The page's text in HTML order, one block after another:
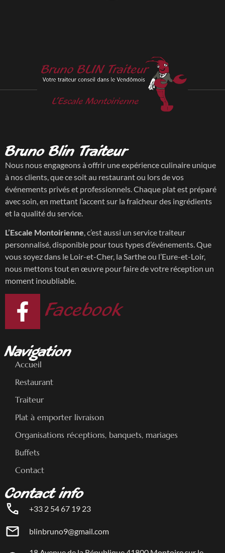
Bruno Blin Traiteur
Nous nous engageons à offrir une expérience culinaire unique
à nos clients, que ce soit au restaurant ou lors de vos
événements privés et professionnels. Chaque plat est préparé
avec soin, en mettant l’accent sur la fraîcheur des ingrédients
et la qualité du service.
L’Escale Montoirienne, c’est aussi un service traiteur
personnalisé, disponible pour tous types d’événements. Que
vous soyez dans le Loir-et-Cher, la Sarthe ou l’Eure-et-Loir,
nous mettons tout en œuvre pour faire de votre réception un
moment inoubliable.
Facebook
Navigation
Accueil
Restaurant
Traiteur
Plat à emporter livraison
Organisations réceptions, banquets, mariages
Buffets
Contact
Contact info
+33 2 54 67 19 23
blinbruno9@gmail.com